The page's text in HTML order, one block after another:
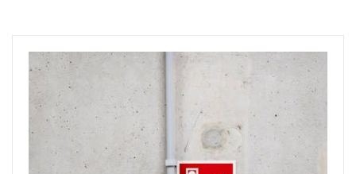
Zaštita od